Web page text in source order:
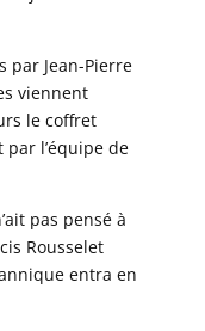
par Jean-Pierre
viennent
le coffret
l’équipe de
pas pensé à
Rousselet
entra en